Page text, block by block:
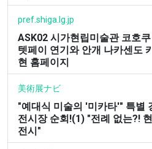
pref.shiga.lg.jp
ASK02 시가현립미술관 코호
텟페이 연기와 안개 나카센도
현 홈페이지
美術展ナビ
"예대식 미술의 '미카타'" 특별
전시장 순회!(1) "전례 없는?!
전시"